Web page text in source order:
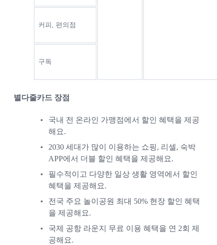
커피, 편의점
구독
별다줄카드 장점
국내 전 온라인 가맹점에서 할인 혜택을 제공
해요.
2030 세대가 많이 이용하는 쇼핑, 리셀, 숙박
APP에서 더블 할인 혜택을 제공해요.
필수적이고 다양한 일상 생활 영역에서 할인
혜택을 제공해요.
전국 주요 놀이공원 최대 50% 현장 할인 혜택
을 제공해요.
국제 공항 라운지 무료 이용 혜택을 연 2회 제
공해요.